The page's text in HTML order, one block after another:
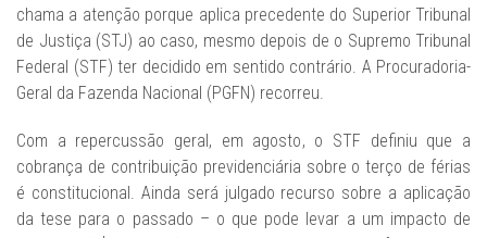
chama a atenção porque aplica precedente do Superior Tribunal
de Justiça (STJ) ao caso, mesmo depois de o Supremo Tribunal
Federal (STF) ter decidido em sentido contrário. A Procuradoria-
Geral da Fazenda Nacional (PGFN) recorreu.
Com a repercussão geral, em agosto, o STF definiu que a
cobrança de contribuição previdenciária sobre o terço de férias
é constitucional. Ainda será julgado recurso sobre a aplicação
da tese para o passado – o que pode levar a um impacto de